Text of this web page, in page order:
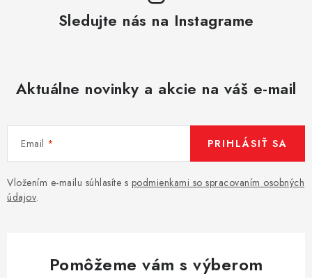
Sledujte nás na Instagrame
Aktuálne novinky a akcie na váš e-mail
Email
Vložením e-mailu súhlasíte s podmienkami so spracovaním osobných
údajov.
PRIHLÁSIŤ SA
Pomôžeme vám s výberom